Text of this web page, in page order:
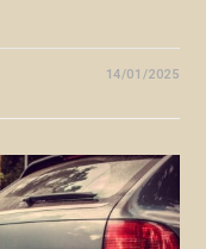
14/01/2025